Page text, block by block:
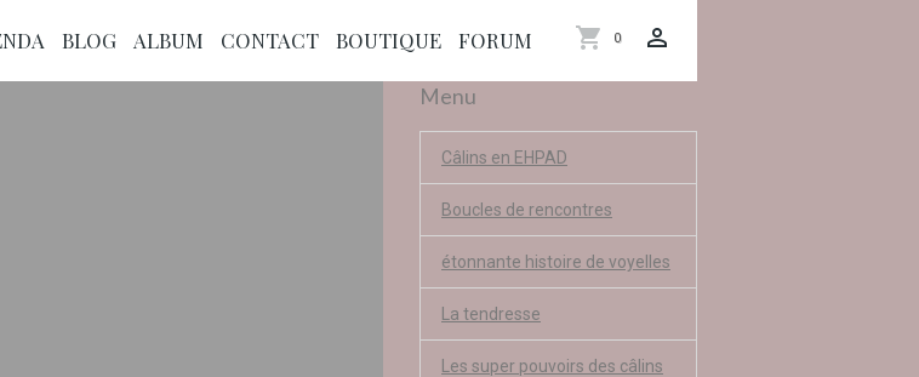
BLOG ALBUM CONTACT BOUTIQUE FORUM 0
Menu
Câlins en EHPAD
Boucles de rencontres
étonnante histoire de voyelles
La tendresse
Les super pouvoirs des câlins